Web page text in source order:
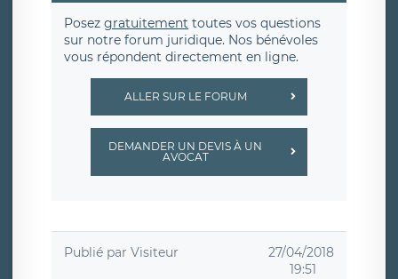
Posez gratuitement toutes vos questions
sur notre forum juridique. Nos bénévoles
vous répondent directement en ligne.
ALLER SUR LE FORUM
DEMANDER UN DEVIS À UN
AVOCAT
Publié par Visiteur
27/04/2018
19:51